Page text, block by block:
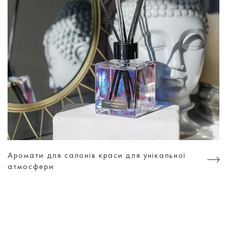
Аромати для салонів краси для унікальної
атмосфери